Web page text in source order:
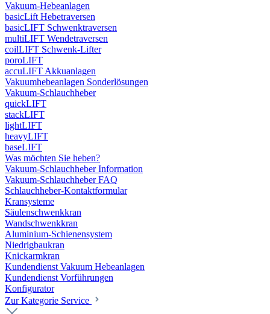
Vakuum-Hebeanlagen
basicLift Hebetraversen
basicLIFT Schwenktraversen
multiLIFT Wendetraversen
coilLIFT Schwenk-Lifter
poroLIFT
accuLIFT Akkuanlagen
Vakuumhebeanlagen Sonderlösungen
Vakuum-Schlauchheber
quickLIFT
stackLIFT
lightLIFT
heavyLIFT
baseLIFT
Was möchten Sie heben?
Vakuum-Schlauchheber Information
Vakuum-Schlauchheber FAQ
Schlauchheber-Kontaktformular
Kransysteme
Säulenschwenkkran
Wandschwenkkran
Aluminium-Schienensystem
Niedrigbaukran
Knickarmkran
Kundendienst Vakuum Hebeanlagen
Kundendienst Vorführungen
Konfigurator
Zur Kategorie Service